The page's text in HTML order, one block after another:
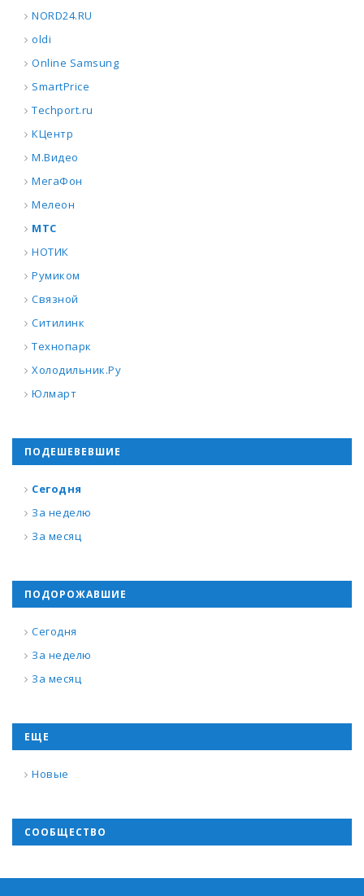
NORD24.RU
oldi
Online Samsung
SmartPrice
Techport.ru
КЦентр
М.Видео
МегаФон
Мелеон
МТС
НОТИК
Румиком
Связной
Ситилинк
Технопарк
Холодильник.Ру
Юлмарт
ПОДЕШЕВЕВШИЕ
Сегодня
За неделю
За месяц
ПОДОРОЖАВШИЕ
Сегодня
За неделю
За месяц
ЕЩЕ
Новые
СООБЩЕСТВО